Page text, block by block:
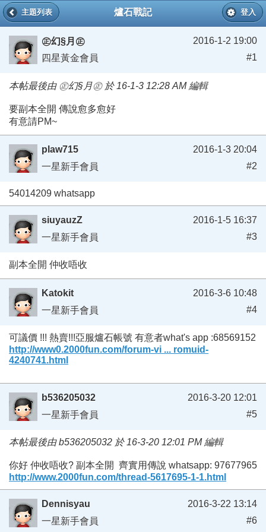
爐石戰記
主題列表 登入
㊣幻§月㊣
四星黃金會員
2016-1-2 19:00
#1
本帖最後由 ㊣幻§月㊣ 於 16-1-3 12:28 AM 編輯
要副本全開 傳說愈多愈好
有意請PM~
plaw715
一星新手會員
2016-1-3 20:04
#2
54014209 whatsapp
siuyauzZ
一星新手會員
2016-1-5 16:37
#3
副本全開 仲收唔收
Katokit
一星新手會員
2016-3-6 10:48
#4
可議價 !!! 熱賣!!!亞服爐石帳號 有意者what's app :68569152
http://www0.2000fun.com/forum-vi ... romuid-
4240741.html
b536205032
一星新手會員
2016-3-20 12:01
#5
本帖最後由 b536205032 於 16-3-20 12:01 PM 編輯
你好 仲收唔收? 副本全開 齊實用傳說 whatsapp: 97677965
http://www.2000fun.com/thread-5617695-1-1.html
Dennisyau
一星新手會員
2016-3-22 13:14
#6